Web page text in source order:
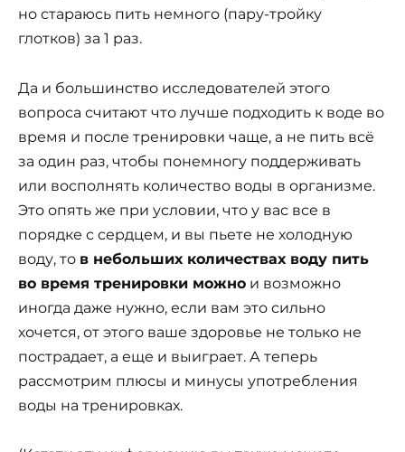
но стараюсь пить немного (пару-тройку
глотков) за 1 раз.
Да и большинство исследователей этого
вопроса считают что лучше подходить к воде во
время и после тренировки чаще, а не пить всё
за один раз, чтобы понемногу поддерживать
или восполнять количество воды в организме.
Это опять же при условии, что у вас все в
порядке с сердцем, и вы пьете не холодную
воду, то в небольших количествах воду пить
во время тренировки можно и возможно
иногда даже нужно, если вам это сильно
хочется, от этого ваше здоровье не только не
пострадает, а еще и выиграет. А теперь
рассмотрим плюсы и минусы употребления
воды на тренировках.